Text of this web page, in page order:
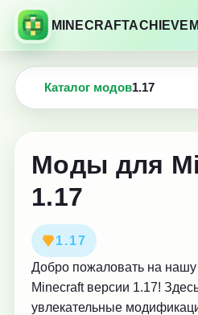
Каталог модов1.17
Моды для
1.17
1.17
Добро пожаловать на
Minecraft версии 1.17!
увлекательные